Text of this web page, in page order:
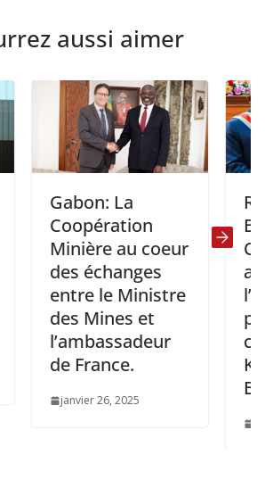
aussi aimer
Gabon: La
Coopération
Minière au coeur
des échanges
entre le Ministre
des Mines et
l’ambassadeur
de France.
janvier 26, 2025
Rdc-
Chefs
postes
Bissau
avril 30,